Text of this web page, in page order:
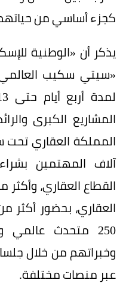
كجزء أساسي من
«سيتي سكيب
المشاريع الكبرى
المملكة العقاري
آلاف المهتمين
250 متحدث
عبر منصات مختلفة.